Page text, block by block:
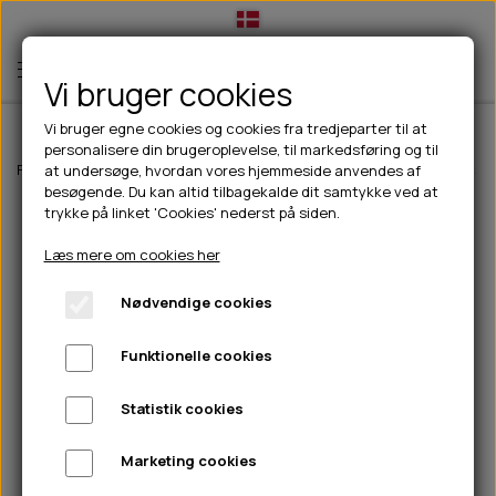
TIL HUND
💧FODER- VANDSKÅLE
CHICOPEE
GODBIDSTASKE
HALSBÅND
🦴 GODBIDDER & SNACKS
🍖 SMAGSVARIANTER
🎾 LEGETØJ
TÆNDER, ØRE, ØJE, POTER & NÆSE
🐾 UDSTYR & KOMFORT
TIL HUNDEEJER
DRIKKEFLASKER/TERMOFLASKER
HUER OG VANTER
PINEWOOD SALES
TIL KAT
TILBUD
NYHEDER
ABONNEMENT
Forside Outdoor Pinewood tøj Herre Pinewood Caribou Bukser
Vi bruger cookies
Vi bruger egne cookies og cookies fra tredjeparter til at
personalisere din brugeroplevelse, til markedsføring og til
at undersøge, hvordan vores hjemmeside anvendes af
besøgende. Du kan altid tilbagekalde dit samtykke ved at
trykke på linket 'Cookies' nederst på siden.
Læs mere om cookies her
Nødvendige cookies
Funktionelle cookies
Statistik cookies
Marketing cookies